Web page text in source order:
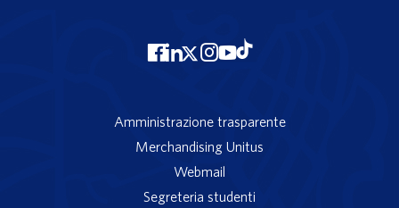
Amministrazione trasparente
Merchandising Unitus
Webmail
Segreteria studenti